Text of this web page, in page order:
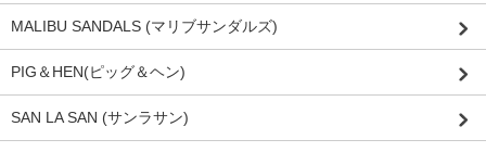
MALIBU SANDALS (マリブサンダルズ)
PIG＆HEN(ピッグ＆ヘン)
SAN LA SAN (サンラサン)